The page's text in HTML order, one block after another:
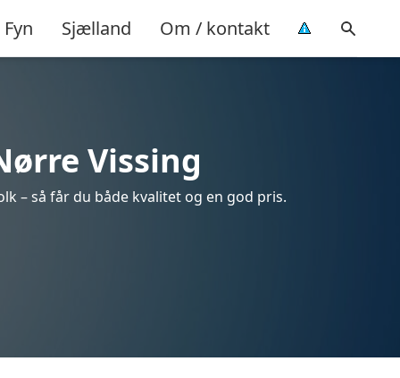
Fyn Sjælland Om / kontakt
Vissing
– så får du både kvalitet og en god pris.